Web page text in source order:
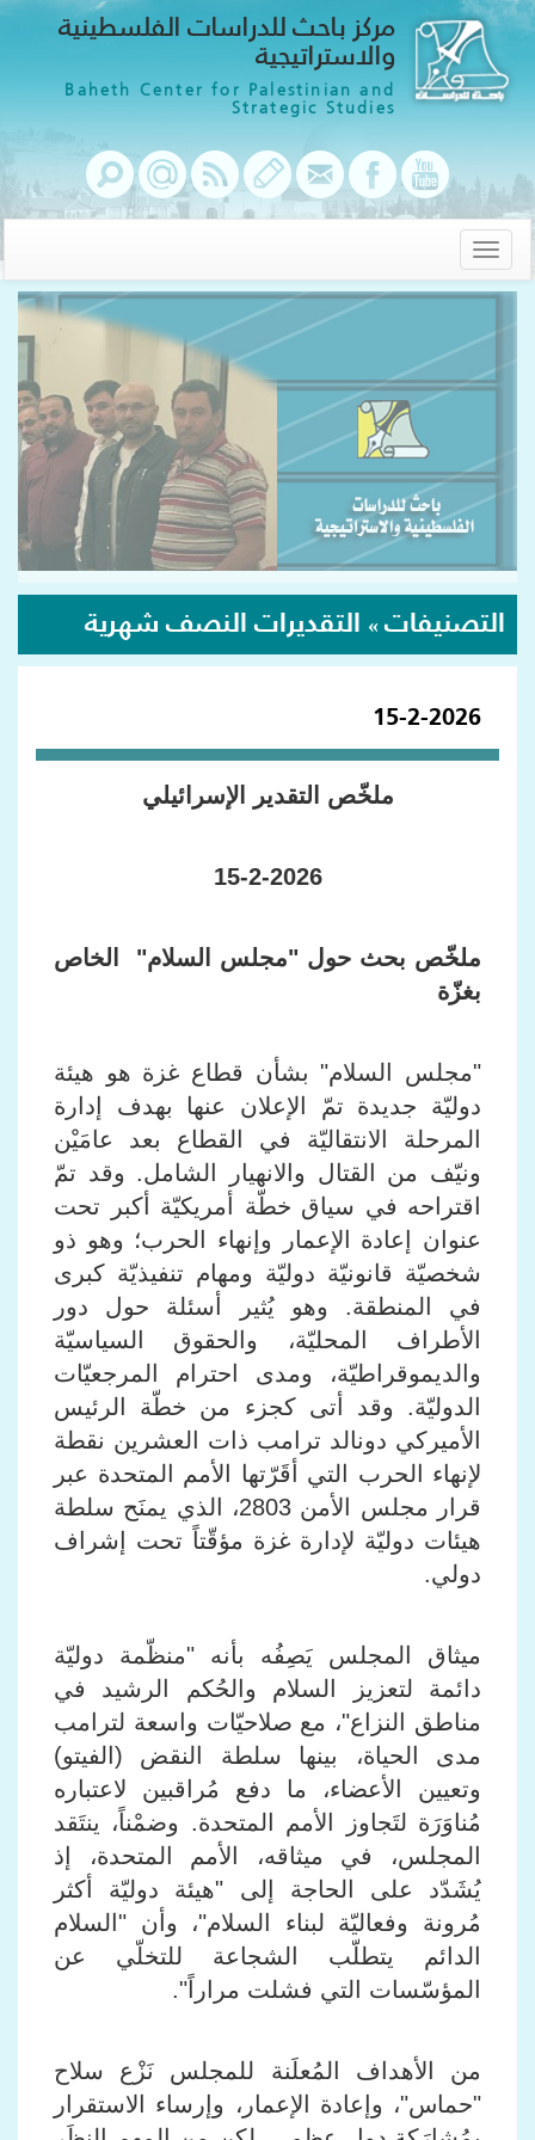
مركز باحث للدراسات الفلسطينية
والاستراتيجية
Baheth Center for Palestinian and
Strategic Studies
Toggle
navigation
التصنيفات » التقديرات النصف شهرية
15-2-2026
ملخّص التقدير الإسرائيلي
15-2-2026
ملخّص بحث حول "مجلس السلام" الخاص
بغزّة
"مجلس السلام" بشأن قطاع غزة هو هيئة
دوليّة جديدة تمّ الإعلان عنها بهدف إدارة
المرحلة الانتقاليّة في القطاع بعد عامَيْن
ونيّف من القتال والانهيار الشامل. وقد تمّ
اقتراحه في سياق خطّة أمريكيّة أكبر تحت
عنوان إعادة الإعمار وإنهاء الحرب؛ وهو ذو
شخصيّة قانونيّة دوليّة ومهام تنفيذيّة كبرى
في المنطقة. وهو يُثير أسئلة حول دور
الأطراف المحليّة، والحقوق السياسيّة
والديموقراطيّة، ومدى احترام المرجعيّات
الدوليّة. وقد أتى كجزء من خطّة الرئيس
الأميركي دونالد ترامب ذات العشرين نقطة
لإنهاء الحرب التي أقَرّتها الأمم المتحدة عبر
قرار مجلس الأمن 2803، الذي يمنَح سلطة
هيئات دوليّة لإدارة غزة مؤقّتاً تحت إشراف
دولي.
ميثاق المجلس يَصِفُه بأنه "منظّمة دوليّة
دائمة لتعزيز السلام والحُكم الرشيد في
مناطق النزاع"، مع صلاحيّات واسعة لترامب
مدى الحياة، بينها سلطة النقض (الفيتو)
وتعيين الأعضاء، ما دفع مُراقبين لاعتباره
مُناوَرَة لتَجاوز الأمم المتحدة. وضمْناً، ينتَقد
المجلس، في ميثاقه، الأمم المتحدة، إذ
يُشَدّد على الحاجة إلى "هيئة دوليّة أكثر
مُرونة وفعاليّة لبناء السلام"، وأن "السلام
الدائم يتطلّب الشجاعة للتخلّي عن
المؤسّسات التي فشلت مراراً".
من الأهداف المُعلَنة للمجلس نَزْع سلاح
"حماس"، وإعادة الإعمار، وإرساء الاستقرار